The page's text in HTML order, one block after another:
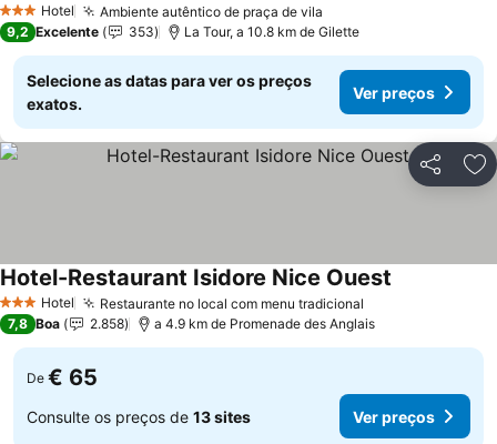
3 EstrelasHotel Ambiente autêntico de praça de vila
9,2 Excelente 353 La Tour, a 10.8 km de Gilette
Selecione as datas para ver os preços
exatos.
Ver preços
Partilhar
3 EstrelasHotel Restaurante no local com menu tradicional
Hotel-Restaurant Isidore Nice Ouest
7,8 Boa 2.858 a 4.9 km de Promenade des Anglais
De € 65
Consulte os preços de 13 sites Ver preços